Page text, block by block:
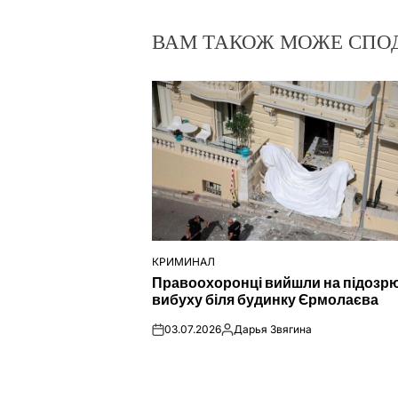
ВАМ ТАКОЖ МОЖЕ
ОПУБЛІКУВАТИ
КРИМИНАЛ
Правоохоронці вийшли на
вибуху біля будинку Єрмолаєва
on03.07.2026Опубліковано
Дарья Звягина